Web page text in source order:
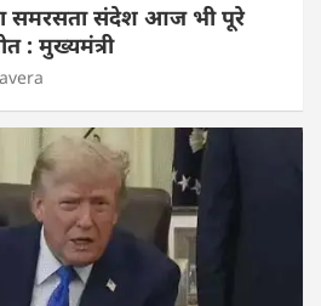
समरसता संदेश आज भी पूरे
: मुख्यमंत्री